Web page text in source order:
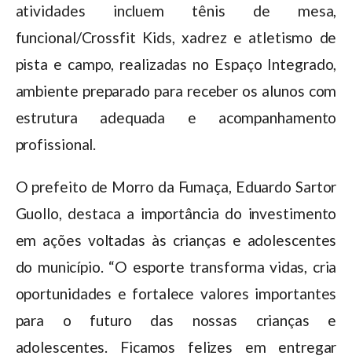
atividades incluem tênis de mesa,
funcional/Crossfit Kids, xadrez e atletismo de
pista e campo, realizadas no Espaço Integrado,
ambiente preparado para receber os alunos com
estrutura adequada e acompanhamento
profissional.
O prefeito de Morro da Fumaça, Eduardo Sartor
Guollo, destaca a importância do investimento
em ações voltadas às crianças e adolescentes
do município. “O esporte transforma vidas, cria
oportunidades e fortalece valores importantes
para o futuro das nossas crianças e
adolescentes. Ficamos felizes em entregar